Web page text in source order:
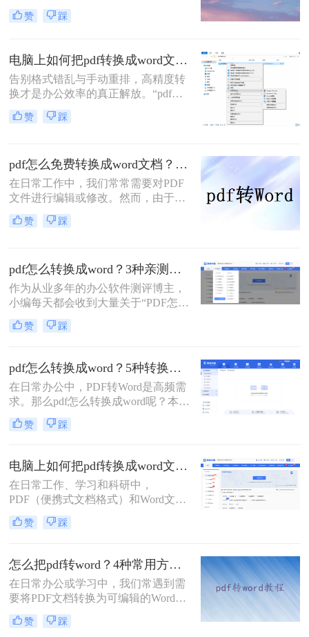
加。PDF文档因其稳定性和跨平台性
而受到广泛欢迎，而Word文档则因其
绍四种将PDF转换为Word的方法，以
满足不同用户的需求。
赞 踩
电脑上如何把pdf转换成word文档免费？这3个免费方法，职场人必看！
告别格式错乱与手动重排，高精度转
换才是办公效率的真正解放。“pdf转
word，难道只能忍受格式错位的折磨
吗？”作为一名深耕电脑办公软件测
电脑上如何把pdf转换成word文档免费
呢？
赞 踩
pdf怎么免费转换成word文档？这3个方法这就教给你！
在日常工作中，我们常常需要对PDF
文件进行编辑或修改。然而，由于
PDF格式本身不易编辑的特点，我们
需要将其转换为更易于修改的Word格
法来实现这一目标。
赞 踩
pdf怎么转换成word？3种亲测有效的方法，职场人必备效率神器！
作为从业多年的办公软件测评博主，
小编每天都会收到大量关于“PDF怎么
转换成Word”的咨询。无论是职场人
的合同修订，还是自媒体人的素材提
换需求始终是核心痛点。今天，我将
结合多年测评经验，从工具选择到操
作细节，为你拆解三种最实用的转换
方法，并分享如何避开常见“转换陷
阱”。
赞 踩
pdf怎么转换成word？5种转换方案详解！
在日常办公中，PDF转Word是高频需
求。那么pdf怎么转换成word呢？本文
系统梳理5种主流转换方案，从技术
原理到实操细节进行全方位解析，助
赞 踩
电脑上如何把pdf转换成word文档？一篇涵盖所有有效方法的终极指南！
在日常工作、学习和科研中，
PDF（便携式文档格式）和Word文档
是我们最常接触的两种文件格式。
PDF以其出色的跨平台兼容性和格式
何设备上打开都能保持原样。然而，
当我们需要编辑、引用或重组PDF中
的内容时，其“只读”的特性就带来了
巨大的不便。此时，将PDF转换为可
编辑的Word文档就成了一个刚性需
求。
赞 踩
怎么把pdf转word？4种常用方法全解析！
在日常办公或学习中，我们常遇到需
要将PDF文档转换为可编辑的Word格
式的需求。那么怎么把pdf转word呢？
本文将介绍几种主流方法的详细对
赞 踩